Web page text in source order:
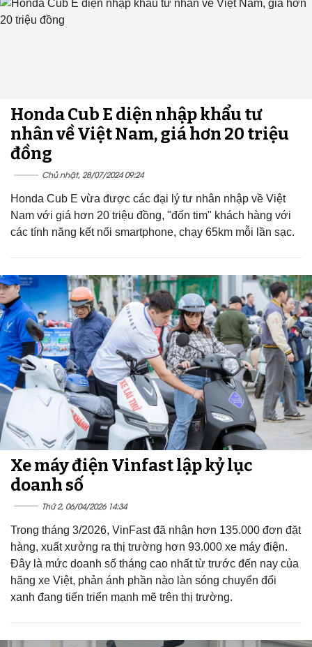
Honda Cub E diện nhập khẩu tư
nhân về Việt Nam, giá hơn 20 triệu
đồng
Chủ nhật, 28/07/2024 09:24
Honda Cub E vừa được các đại lý tư nhân nhập về Việt
Nam với giá hơn 20 triệu đồng, "đốn tim" khách hàng với
các tính năng kết nối smartphone, chạy 65km mỗi lần sạc.
Xe máy điện Vinfast lập kỷ lục
doanh số
Thứ 2, 06/04/2026 14:34
Trong tháng 3/2026, VinFast đã nhận hơn 135.000 đơn đặt
hàng, xuất xưởng ra thị trường hơn 93.000 xe máy điện.
Đây là mức doanh số tháng cao nhất từ trước đến nay của
hãng xe Việt, phản ánh phần nào làn sóng chuyển đổi
xanh đang tiến triển mạnh mẽ trên thị trường.